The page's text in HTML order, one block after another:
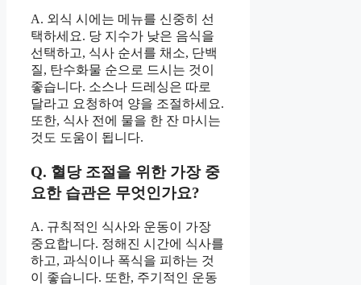
A. 외식 시에는 메뉴를 신중히 선
택하세요. 당 지수가 낮은 음식을
선택하고, 식사 순서를 채소, 단백
질, 탄수화물 순으로 드시는 것이
좋습니다. 소스나 드레싱은 따로
달라고 요청하여 양을 조절하세요.
또한, 식사 전에 물을 한 잔 마시는
것도 도움이 됩니다.
Q. 혈당 조절을 위한 가장 중
요한 습관은 무엇인가요?
A. 규칙적인 식사와 운동이 가장
중요합니다. 정해진 시간에 식사를
하고, 과식이나 폭식을 피하는 것
이 좋습니다. 또한, 주기적인 운동